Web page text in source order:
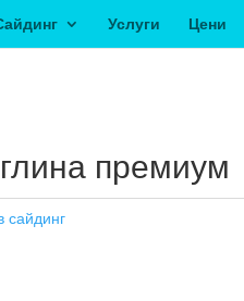
Услуги Цени
премиум
сайдинг